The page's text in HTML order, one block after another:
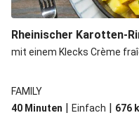
Chilinudeln
Ravioli mit
Rinderhüftsteak
Rheinischer Karotten-
mit einem Klecks Crème
FAMILY
40 Minuten | Einfach | 676